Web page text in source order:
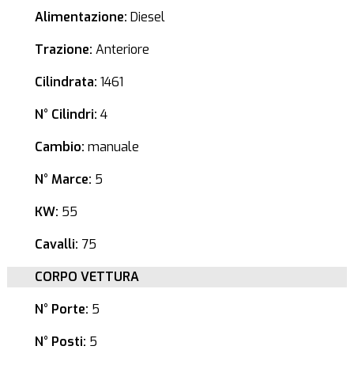
Alimentazione: Diesel
Trazione: Anteriore
Cilindrata: 1461
N° Cilindri: 4
Cambio: manuale
N° Marce: 5
KW: 55
Cavalli: 75
CORPO VETTURA
N° Porte: 5
N° Posti: 5